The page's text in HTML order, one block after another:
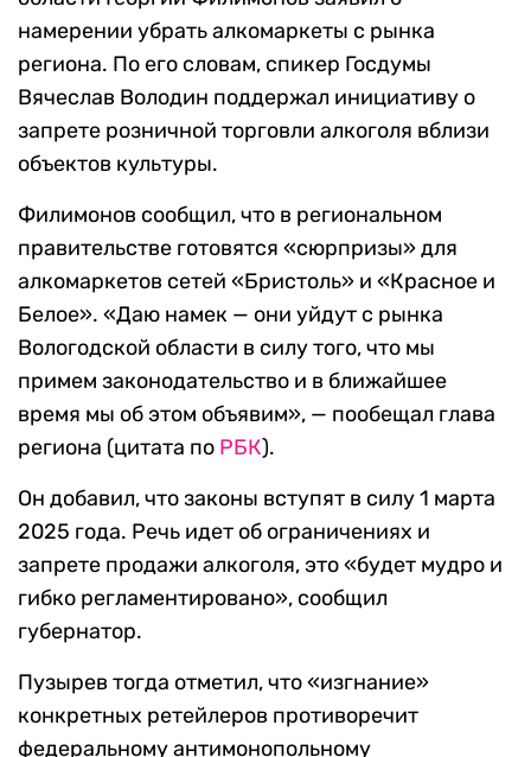
намерении убрать алкомаркеты с рынка
региона. По его словам, спикер Госдумы
Вячеслав Володин поддержал инициативу о
запрете розничной торговли алкоголя вблизи
объектов культуры.
Филимонов сообщил, что в региональном
правительстве готовятся «сюрпризы» для
алкомаркетов сетей «Бристоль» и «Красное и
Белое». «Даю намек — они уйдут с рынка
Вологодской области в силу того, что мы
примем законодательство и в ближайшее
время мы об этом объявим», — пообещал глава
региона (цитата по РБК).
Он добавил, что законы вступят в силу 1 марта
2025 года. Речь идет об ограничениях и
запрете продажи алкоголя, это «будет мудро и
гибко регламентировано», сообщил
губернатор.
Пузырев тогда отметил, что «изгнание»
конкретных ретейлеров противоречит
федеральному антимонопольному